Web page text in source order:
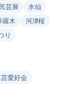
民芸展
水仙
羅木
河津桜
り
愛好会